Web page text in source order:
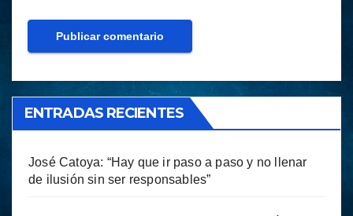
ENTRADAS RECIENTES
José Catoya: “Hay que ir paso a paso y no llenar
de ilusión sin ser responsables”